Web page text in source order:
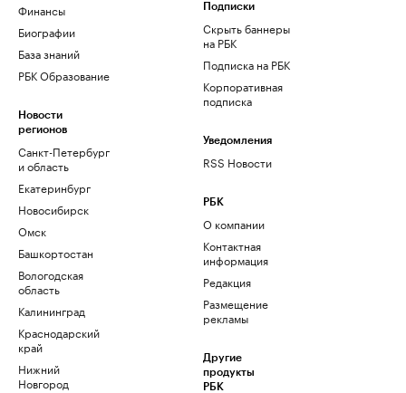
Финансы
Биографии
База знаний
РБК Образование
Новости
регионов
Санкт-Петербург
и область
Екатеринбург
Новосибирск
Омск
Башкортостан
Вологодская
область
Калининград
Краснодарский
край
Нижний
Новгород
Подписки
Скрыть баннеры
на РБК
Подписка на РБК
Корпоративная
подписка
Уведомления
RSS Новости
РБК
О компании
Контактная
информация
Редакция
Размещение
рекламы
Другие
продукты
РБК